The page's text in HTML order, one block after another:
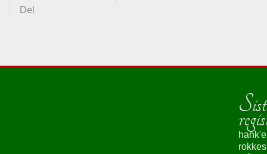
Del
hank'e